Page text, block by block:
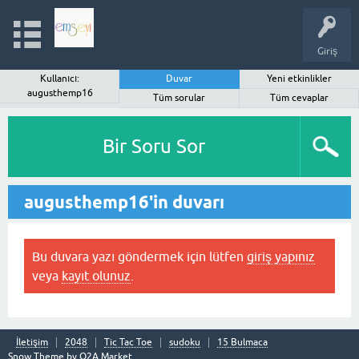
Giriş
Kullanıcı:
augusthemp16
Duvar
Yeni etkinlikler
Tüm sorular
Tüm cevaplar
Bir Soru Sor
augusthemp16'in duvarı
Bu duvara yazı göndermek için lütfen giriş yapınız
veya kayıt olunuz
İletişim 2048 Tic Tac Toe sudoku
15 Bulmaca
Snow Theme by Q2A Market